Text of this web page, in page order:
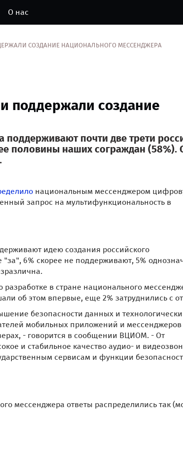
О нас
СОЗДАНИЕ НАЦИОНАЛЬНОГО МЕССЕНДЖЕРА
поддержали создание
почти две трети
половины наших сограждан (58%).
национальным мессенджером
запрос на мультифункциональность в
идею создания российского
"за", 6% скорее не поддерживают, 5%
в стране национального
об этом впервые, еще 2% затруднились с
безопасности данных и
мобильных приложений и мессенджеров
- говорится в сообщении ВЦИОМ. - От
и стабильное качество аудио- и
сервисам и функции
мессенджера ответы распределились так